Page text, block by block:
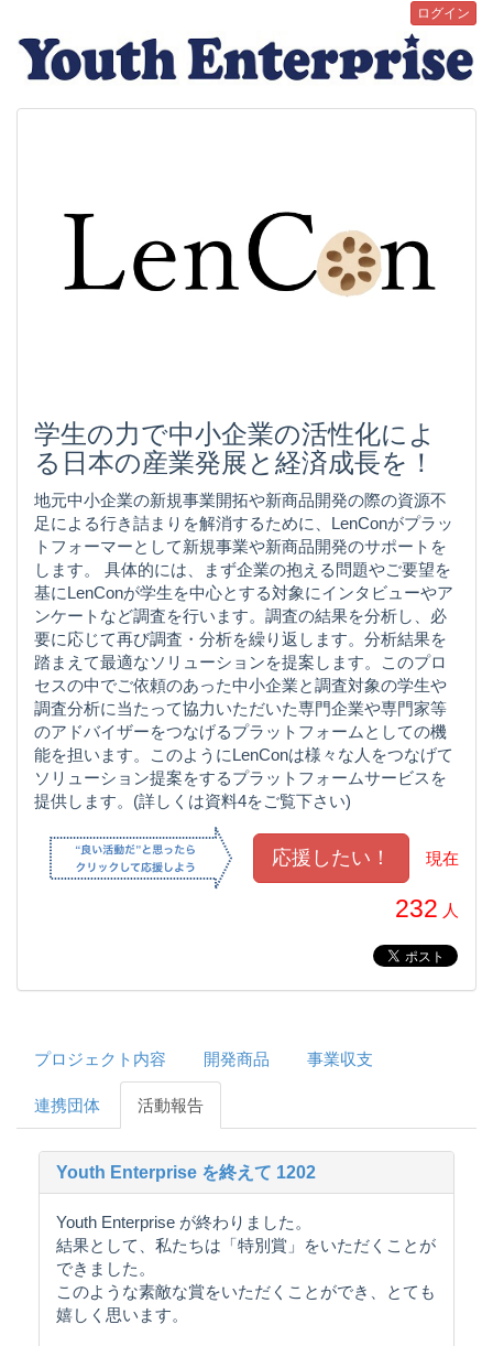
ログイン
学生の力で中小企業の活性化によ
る日本の産業発展と経済成長を！
地元中小企業の新規事業開拓や新商品開発の際の資源不
足による行き詰まりを解消するために、LenConがプラッ
トフォーマーとして新規事業や新商品開発のサポートを
します。 具体的には、まず企業の抱える問題やご要望を
基にLenConが学生を中心とする対象にインタビューやア
ンケートなど調査を行います。調査の結果を分析し、必
要に応じて再び調査・分析を繰り返します。分析結果を
踏まえて最適なソリューションを提案します。このプロ
セスの中でご依頼のあった中小企業と調査対象の学生や
調査分析に当たって協力いただいた専門企業や専門家等
のアドバイザーをつなげるプラットフォームとしての機
能を担います。このようにLenConは様々な人をつなげて
ソリューション提案をするプラットフォームサービスを
提供します。(詳しくは資料4をご覧下さい)
現在
232 人
プロジェクト内容 開発商品 事業収支
連携団体 活動報告
Youth Enterprise を終えて 1202
Youth Enterprise が終わりました。
結果として、私たちは「特別賞」をいただくことが
できました。
このような素敵な賞をいただくことができ、とても
嬉しく思います。